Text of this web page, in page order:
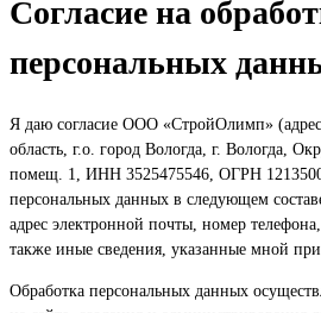
Согласие на
персональных
Я даю согласие ООО «СтройОлимп»
область, г.о. город Вологда, г. Вологда,
помещ. 1, ИНН 3525475546, ОГРН
персональных данных в следующем
адрес электронной почты, номер
также иные сведения, указанные мной
Обработка персональных данных